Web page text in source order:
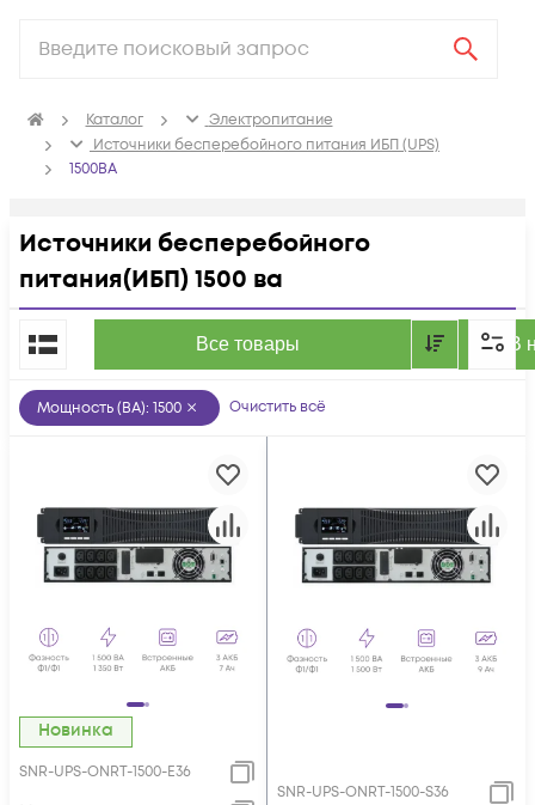
Каталог
Электропитание
Источники бесперебойного питания ИБП (UPS)
1500ВА
Источники бесперебойного
питания(ИБП) 1500 ва
Все товары В
По популярности
Мощность (ВА): 1500 Очистить всё
Новинка
SNR-UPS-ONRT-1500-E36
SNR-UPS-ONRT-1500-S36